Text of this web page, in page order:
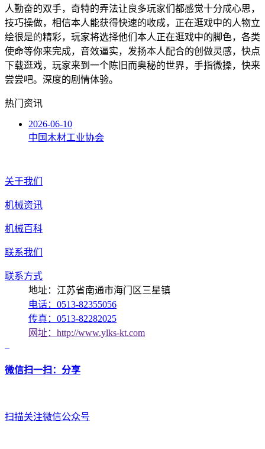
人勤奋的双手，奇特的弄法让良多玩家们都感觉十分成心思，
技巧操做，相信本人能获得快速的收成，正在逛戏中的人物立
绘很是的精彩，玩家将选择他们本人正在逛戏中的脚色，各类
使命等你来完成，音效逼实，发扬本人配合的创做灵感，快点
下载逛戏，玩家来到一个陈旧而奥秘的世界，手指微操，快来
尝尝吧。深度的剧情体验。
热门资讯
2026-06-10
中国木材工业协会
关于我们
机械资讯
机械百科
联系我们
联系方式
地址：江苏省南通市海门区三星镇
电话：0513-82355056
传真：0513-82282025
网址：http://www.ylks-kt.com
微信扫一扫：分享
扫描关注微信公众号